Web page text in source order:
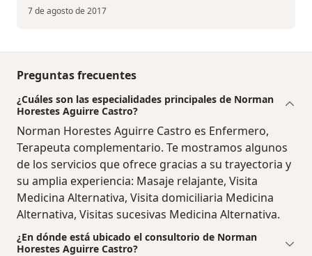
7 de agosto de 2017
Preguntas frecuentes
¿Cuáles son las especialidades principales de Norman
Horestes Aguirre Castro?
Norman Horestes Aguirre Castro es Enfermero,
Terapeuta complementario. Te mostramos algunos
de los servicios que ofrece gracias a su trayectoria y
su amplia experiencia: Masaje relajante, Visita
Medicina Alternativa, Visita domiciliaria Medicina
Alternativa, Visitas sucesivas Medicina Alternativa.
¿En dónde está ubicado el consultorio de Norman
Horestes Aguirre Castro?